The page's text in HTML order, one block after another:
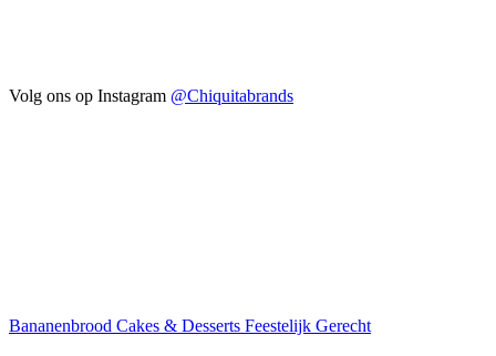
Volg ons op Instagram @Chiquitabrands
Bananenbrood Cakes & Desserts Feestelijk Gerecht